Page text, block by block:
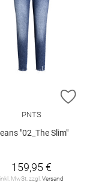
HINZUFÜGEN
ZUR
PNTS
"02_The Slim"
159,95 €
inkl. MwSt. zzgl. Versand